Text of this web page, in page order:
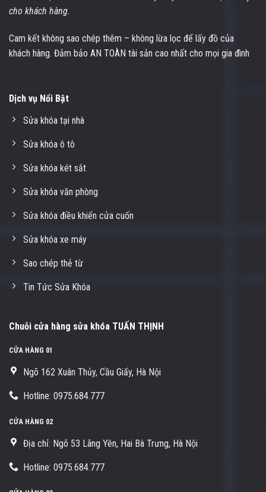
cho khách hàng.
Cam kết không sao chép thêm – không lừa lọc để lấy đồ của
khách hàng. Đảm bảo AN TOÀN tài sản cao nhất cho mọi gia đình
Dịch vụ Nổi Bật
Sửa khóa tại nhà
Sửa khóa ô tô
Sửa khóa két sắt
Sửa khóa văn phòng
Sửa khóa điều khiển cửa cuốn
Sửa khóa xe máy
Sao chép thẻ từ
Tin Tức Sửa Khóa
Chuỗi cửa hàng sửa khóa TUẤN THỊNH
CỬA HÀNG 01
Ngõ 162 Xuân Thủy, Cầu Giấy, Hà Nội
Hotline: 0975.684.777
CỬA HÀNG 02
Địa chỉ: Ngõ 53 Lãng Yên, Hai Bà Trưng, Hà Nội
Hotline: 0975.684.777